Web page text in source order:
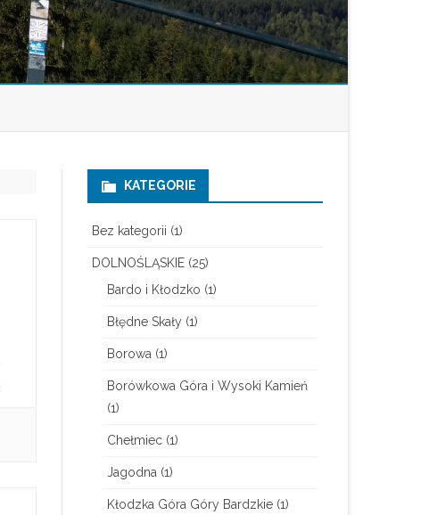
KATEGORIE
Bez kategorii (1)
DOLNOŚLĄSKIE(25)
Bardo i Kłodzko (1)
Błędne Skały(1)
Borowa (1)
Borówkowa Góra i Wysoki Kamień
(1)
Chełmiec(1)
Jagodna (1)
Kłodzka Góra Góry Bardzkie(1)